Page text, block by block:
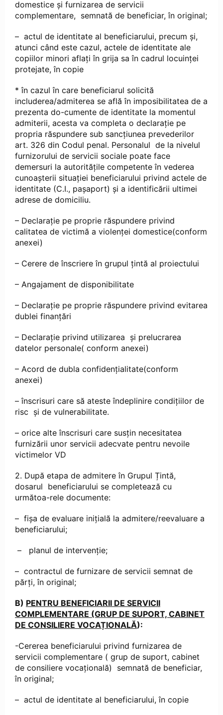
domestice și furnizarea de servicii
complementare, semnată de beneficiar, în original;
– actul de identitate al beneficiarului, precum şi,
atunci când este cazul, actele de identitate ale
copiilor minori aflați în grija sa în cadrul locuinței
protejate, în copie
* în cazul în care beneficiarul solicită
includerea/admiterea se află în imposibilitatea de a
prezenta do-cumente de identitate la momentul
admiterii, acesta va completa o declarație pe
propria răspundere sub sancțiunea prevederilor
art. 326 din Codul penal. Personalul de la nivelul
furnizorului de servicii sociale poate face
demersuri la autoritățile competente în vederea
cunoașterii situației beneficiarului privind actele de
identitate (C.I., pașaport) și a identificării ultimei
adrese de domiciliu.
– Declarație pe proprie răspundere privind
calitatea de victimă a violenței domestice(conform
anexei)
– Cerere de înscriere în grupul țintă al proiectului
– Angajament de disponibilitate
– Declarație pe proprie răspundere privind evitarea
dublei finanțări
– Declarație privind utilizarea și prelucrarea
datelor personale( conform anexei)
– Acord de dubla confidențialitate(conform
anexei)
– înscrisuri care să ateste îndeplinire condițiilor de
risc și de vulnerabilitate.
– orice alte înscrisuri care susțin necesitatea
furnizării unor servicii adecvate pentru nevoile
victimelor VD
2. După etapa de admitere în Grupul Țintă,
dosarul beneficiarului se completează cu
următoa-rele documente:
– fișa de evaluare inițială la admitere/reevaluare a
beneficiarului;
– planul de intervenție;
– contractul de furnizare de servicii semnat de
părți, în original;
B) PENTRU BENEFICIARII DE SERVICII
COMPLEMENTARE (GRUP DE SUPORT, CABINET
DE CONSILIERE VOCAȚIONALĂ):
-Cererea beneficiarului privind furnizarea de
servicii complementare ( grup de suport, cabinet
de consiliere vocațională) semnată de beneficiar,
în original;
– actul de identitate al beneficiarului, în copie